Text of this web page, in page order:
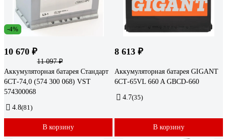
-4%
10 670 ₽
11 097 ₽
Аккумуляторная батарея Стандарт
6СТ-74,0 (574 300 068) VST
574300068
4.8(81)
В корзину
8 613 ₽
Аккумуляторная батарея GIGANT
6СТ-65VL 660 A GBCD-660
4.7(35)
В корзину